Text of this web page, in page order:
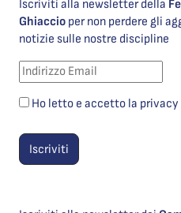
Iscriviti alla newsletter della
Ghiaccio per non perdere gli
notizie sulle nostre discipline
Ho letto e accetto la